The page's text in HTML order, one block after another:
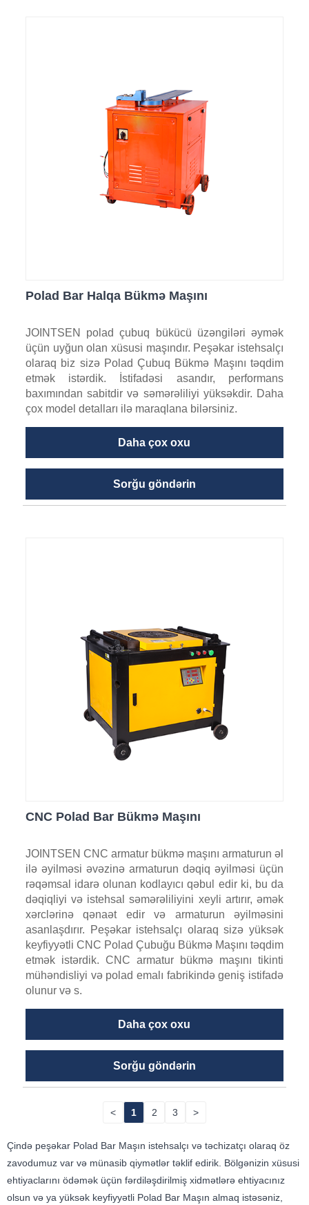
Polad Bar Halqa Bükmə Maşını
JOINTSEN polad çubuq bükücü üzəngiləri əymək
üçün uyğun olan xüsusi maşındır. Peşəkar istehsalçı
olaraq biz sizə Polad Çubuq Bükmə Maşını təqdim
etmək istərdik. İstifadəsi asandır, performans
baxımından sabitdir və səmərəliliyi yüksəkdir. Daha
çox model detalları ilə maraqlana bilərsiniz.
Daha çox oxu
Sorğu göndərin
CNC Polad Bar Bükmə Maşını
JOINTSEN CNC armatur bükmə maşını armaturun əl
ilə əyilməsi əvəzinə armaturun dəqiq əyilməsi üçün
rəqəmsal idarə olunan kodlayıcı qəbul edir ki, bu da
dəqiqliyi və istehsal səmərəliliyini xeyli artırır, əmək
xərclərinə qənaət edir və armaturun əyilməsini
asanlaşdırır. Peşəkar istehsalçı olaraq sizə yüksək
keyfiyyətli CNC Polad Çubuğu Bükmə Maşını təqdim
etmək istərdik. CNC armatur bükmə maşını tikinti
mühəndisliyi və polad emalı fabrikində geniş istifadə
olunur və s.
Daha çox oxu
Sorğu göndərin
< 1 2 3 >
Çində peşəkar Polad Bar Maşın istehsalçı və təchizatçı olaraq öz
zavodumuz var və münasib qiymətlər təklif edirik. Bölgənizin xüsusi
ehtiyaclarını ödəmək üçün fərdiləşdirilmiş xidmətlərə ehtiyacınız
olsun və ya yüksək keyfiyyətli Polad Bar Maşın almaq istəsəniz,